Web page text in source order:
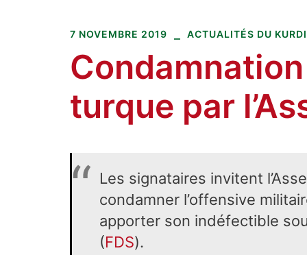
7 NOVEMBRE 2019 ACTUALITÉS DU
turque par
Les signataires invitent
condamner l’offensive
apporter son indéfectible
(FDS).